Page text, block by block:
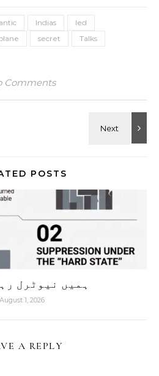
Indias
led
secret
Talks
Comments
POSTS
ہمیں نیوٹرل
August 1, 2026
A REPLY